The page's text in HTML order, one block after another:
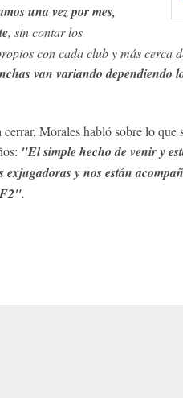
una vez por mes,
, sin contar los
con cada club y más cerca
van variando dependiendo
Morales habló sobre lo
"El simple hecho de venir y
exjugadoras y nos están